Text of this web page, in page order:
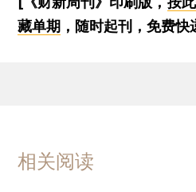
藏单期 ，随时起刊，免费快
相关阅读